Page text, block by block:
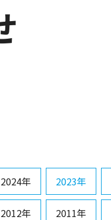
2024年 2023年
2012年 2011年